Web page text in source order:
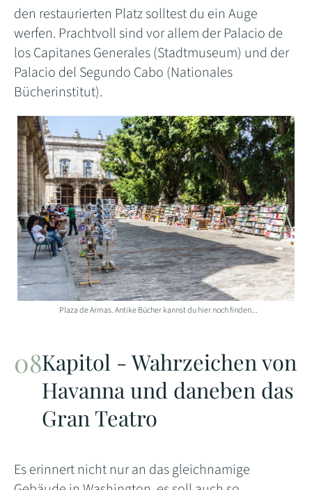
den restaurierten Platz solltest du ein Auge
werfen. Prachtvoll sind vor allem der Palacio de
los Capitanes Generales (Stadtmuseum) und der
Palacio del Segundo Cabo (Nationales
Bücherinstitut).
Plaza de Armas. Antike Bücher kannst du hier noch finden...
Kapitol - Wahrzeichen von
Havanna und daneben das
Gran Teatro
Es erinnert nicht nur an das gleichnamige